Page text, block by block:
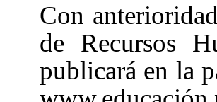
Con
de Recursos
publicará en la